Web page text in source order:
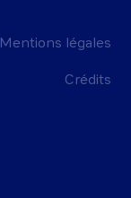
Mentions légales
Crédits